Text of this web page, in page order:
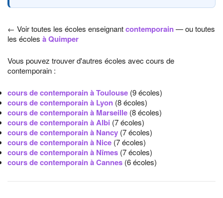
← Voir toutes les écoles enseignantcontemporain— ou toutes
les écoles à Quimper
Vous pouvez trouver d'autres écoles avec cours de
contemporain :
cours de contemporain à Toulouse (9 écoles)
cours de contemporain à Lyon (8 écoles)
cours de contemporain à Marseille (8 écoles)
cours de contemporain à Albi (7 écoles)
cours de contemporain à Nancy (7 écoles)
cours de contemporain à Nice (7 écoles)
cours de contemporain à Nîmes (7 écoles)
cours de contemporain à Cannes (6 écoles)